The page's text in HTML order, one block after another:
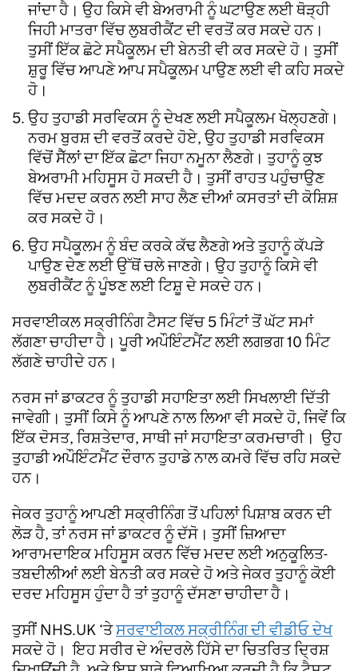
ਜਾਂਦਾ ਹੈ। ਉਹ ਕਿਸੇ ਵੀ ਬੇਅਰਾਮੀ ਨੂੰ ਘਟਾਉਣ ਲਈ ਥੋੜ੍ਹੀ
ਜਿਹੀ ਮਾਤਰਾ ਵਿੱਚ ਲੁਬਰੀਕੈਂਟ ਦੀ ਵਰਤੋਂ ਕਰ ਸਕਦੇ ਹਨ।
ਤੁਸੀਂ ਇੱਕ ਛੋਟੇ ਸਪੈਕੂਲਮ ਦੀ ਬੇਨਤੀ ਵੀ ਕਰ ਸਕਦੇ ਹੋ। ਤੁਸੀਂ
ਸ਼ੁਰੂ ਵਿੱਚ ਆਪਣੇ ਆਪ ਸਪੈਕੂਲਮ ਪਾਉਣ ਲਈ ਵੀ ਕਹਿ ਸਕਦੇ
ਹੋ।
ਉਹ ਤੁਹਾਡੀ ਸਰਵਿਕਸ ਨੂੰ ਦੇਖਣ ਲਈ ਸਪੈਕੂਲਮ ਖੋਲ੍ਹਣਗੇ।
ਨਰਮ ਬੁਰਸ਼ ਦੀ ਵਰਤੋਂ ਕਰਦੇ ਹੋਏ, ਉਹ ਤੁਹਾਡੀ ਸਰਵਿਕਸ
ਵਿੱਚੋਂ ਸੈੱਲਾਂ ਦਾ ਇੱਕ ਛੋਟਾ ਜਿਹਾ ਨਮੂਨਾ ਲੈਣਗੇ। ਤੁਹਾਨੂੰ ਕੁਝ
ਬੇਅਰਾਮੀ ਮਹਿਸੂਸ ਹੋ ਸਕਦੀ ਹੈ। ਤੁਸੀਂ ਰਾਹਤ ਪਹੁੰਚਾਉਣ
ਵਿੱਚ ਮਦਦ ਕਰਨ ਲਈ ਸਾਹ ਲੈਣ ਦੀਆਂ ਕਸਰਤਾਂ ਦੀ ਕੋਸ਼ਿਸ਼
ਕਰ ਸਕਦੇ ਹੋ।
ਉਹ ਸਪੈਕੂਲਮ ਨੂੰ ਬੰਦ ਕਰਕੇ ਕੱਢ ਲੈਣਗੇ ਅਤੇ ਤੁਹਾਨੂੰ ਕੱਪੜੇ
ਪਾਉਣ ਦੇਣ ਲਈ ਉੱਥੋਂ ਚਲੇ ਜਾਣਗੇ। ਉਹ ਤੁਹਾਨੂੰ ਕਿਸੇ ਵੀ
ਲੁਬਰੀਕੈਂਟ ਨੂੰ ਪੂੰਝਣ ਲਈ ਟਿਸ਼ੂ ਦੇ ਸਕਦੇ ਹਨ।
ਸਰਵਾਈਕਲ ਸਕ੍ਰੀਨਿੰਗ ਟੈਸਟ ਵਿੱਚ 5 ਮਿੰਟਾਂ ਤੋਂ ਘੱਟ ਸਮਾਂ
ਲੱਗਣਾ ਚਾਹੀਦਾ ਹੈ। ਪੂਰੀ ਅਪੌਇੰਟਮੈਂਟ ਲਈ ਲਗਭਗ 10 ਮਿੰਟ
ਲੱਗਣੇ ਚਾਹੀਦੇ ਹਨ।
ਨਰਸ ਜਾਂ ਡਾਕਟਰ ਨੂੰ ਤੁਹਾਡੀ ਸਹਾਇਤਾ ਲਈ ਸਿਖਲਾਈ ਦਿੱਤੀ
ਜਾਵੇਗੀ। ਤੁਸੀਂ ਕਿਸੇ ਨੂੰ ਆਪਣੇ ਨਾਲ ਲਿਆ ਵੀ ਸਕਦੇ ਹੋ, ਜਿਵੇਂ ਕਿ
ਇੱਕ ਦੋਸਤ, ਰਿਸ਼ਤੇਦਾਰ, ਸਾਥੀ ਜਾਂ ਸਹਾਇਤਾ ਕਰਮਚਾਰੀ। ਉਹ
ਤੁਹਾਡੀ ਅਪੌਇੰਟਮੈਂਟ ਦੌਰਾਨ ਤੁਹਾਡੇ ਨਾਲ ਕਮਰੇ ਵਿੱਚ ਰਹਿ ਸਕਦੇ
ਹਨ।
ਜੇਕਰ ਤੁਹਾਨੂੰ ਆਪਣੀ ਸਕ੍ਰੀਨਿੰਗ ਤੋਂ ਪਹਿਲਾਂ ਪਿਸ਼ਾਬ ਕਰਨ ਦੀ
ਲੋੜ ਹੈ, ਤਾਂ ਨਰਸ ਜਾਂ ਡਾਕਟਰ ਨੂੰ ਦੱਸੋ। ਤੁਸੀਂ ਜ਼ਿਆਦਾ
ਆਰਾਮਦਾਇਕ ਮਹਿਸੂਸ ਕਰਨ ਵਿੱਚ ਮਦਦ ਲਈ ਅਨੁਕੂਲਿਤ-
ਤਬਦੀਲੀਆਂ ਲਈ ਬੇਨਤੀ ਕਰ ਸਕਦੇ ਹੋ ਅਤੇ ਜੇਕਰ ਤੁਹਾਨੂੰ ਕੋਈ
ਦਰਦ ਮਹਿਸੂਸ ਹੁੰਦਾ ਹੈ ਤਾਂ ਤੁਹਾਨੂੰ ਦੱਸਣਾ ਚਾਹੀਦਾ ਹੈ।
ਤੁਸੀਂ NHS.UK ‘ਤੇਸਰਵਾਈਕਲ ਸਕ੍ਰੀਨਿੰਗ ਦੀ ਵੀਡੀਓ ਦੇਖ
ਸਕਦੇ ਹੋ। ਇਹ ਸਰੀਰ ਦੇ ਅੰਦਰਲੇ ਹਿੱਸੇ ਦਾ ਚਿਤਰਿਤ ਦ੍ਰਿਸ਼